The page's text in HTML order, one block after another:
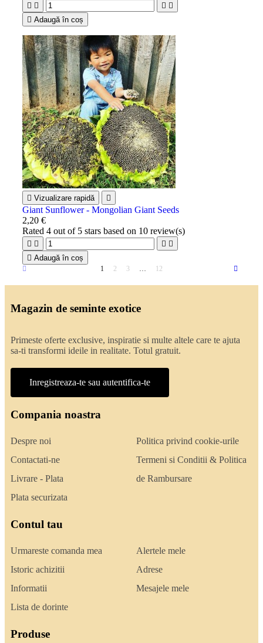
   
 Adaugă în coș
 Vizualizare rapidă 
Giant Sunflower - Mongolian Giant Seeds
2,20 €
Rated4 out of 5 stars based on 10 review(s)
   
 Adaugă în coș
1 2 3 … 12
Magazin de seminte exotice
Primeste oferte exclusive, inspiratie si multe altele care te ajuta
sa-ti transformi ideile in realitate. Totul gratuit.
Inregistreaza-te sau autentifica-te
Compania noastra
Despre noi
Contactati-ne
Livrare - Plata
Plata securizata
Politica privind cookie-urile
Termeni si Conditii & Politica
de Rambursare
Contul tau
Urmareste comanda mea
Istoric achizitii
Informatii
Lista de dorinte
Alertele mele
Adrese
Mesajele mele
Produse